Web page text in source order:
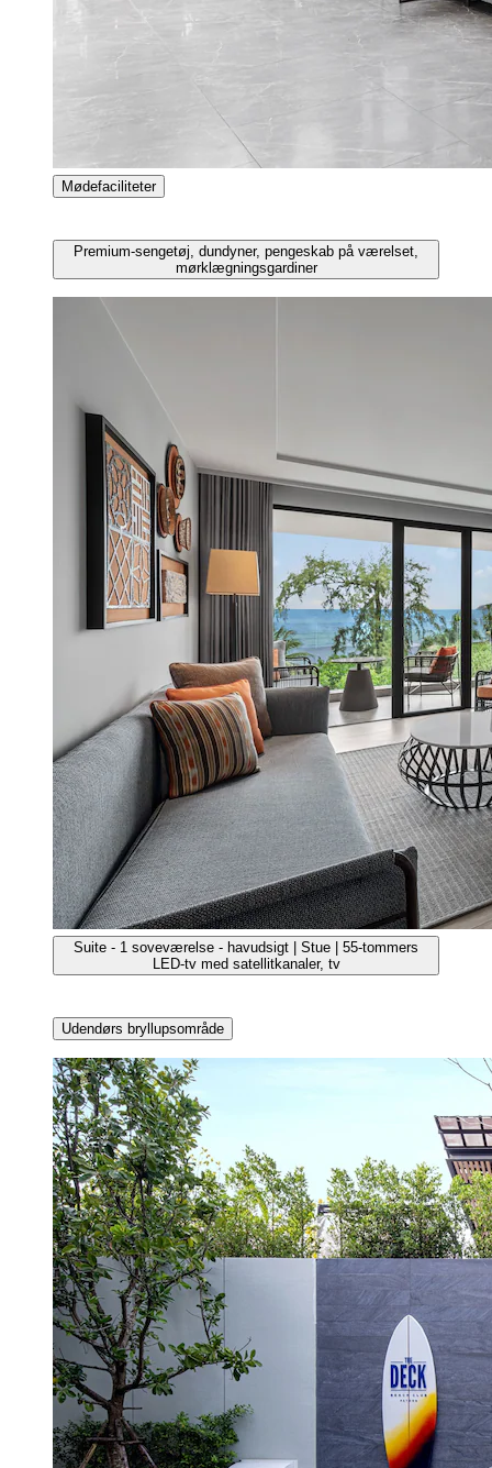
Mødefaciliteter
Premium-sengetøj, dundyner, pengeskab på værelset,
mørklægningsgardiner
Suite - 1 soveværelse - havudsigt | Stue | 55-tommers
LED-tv med satellitkanaler, tv
Udendørs bryllupsområde